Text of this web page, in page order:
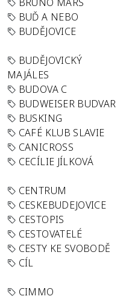
BUĎ A NEBO
BUDĚJOVICE
BUDĚJOVICKÝ
MAJÁLES
BUDOVA C
BUDWEISER BUDVAR
BUSKING
CAFÉ KLUB SLAVIE
CANICROSS
CECÍLIE JÍLKOVÁ
CENTRUM
CESKEBUDEJOVICE
CESTOPIS
CESTOVATELÉ
CESTY KE SVOBODĚ
CÍL
CIMMO